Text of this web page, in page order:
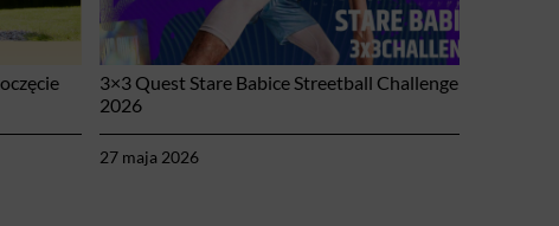
3×3 Quest Stare Babice Streetball Challenge
2026
27 maja 2026